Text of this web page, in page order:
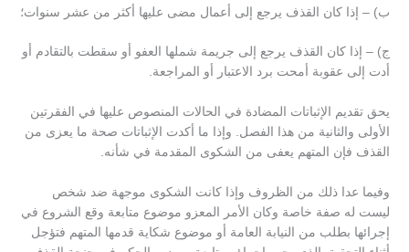
ب) – إذا كان القذف يرجع إلى أعمال مضى عليها أكثر من عشر سنوات؛
ج) – إذا كان القذف يرجع إلى جريمة شملها العفو أو سقطت بالتقادم أو
أدت إلى عقوبة أمحت برد الاعتبار أو المراجعة.
يحق تقديم الإثباتات المضادة في الحالات المنصوص عليها في الفقرتين
الأولى والثانية من هذا الفصل. وإذا ما أكدت الإثباتات صحة ما يعزى من
القذف فإن المتهم يعفى من الشكوى المقدمة في شأنه.
وفيما عدا ذلك من الظروف وإذا كانت الشكوى موجهة ضد شخص
ليست له صفة خاصة وكان الأمر المعزو موضوع متابعة وقع الشروع في
إجرائها بطلب من النيابة العامة أو موضوع شكاية قدمها المتهم فتؤجل